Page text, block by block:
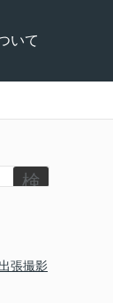
いて
検
張撮影